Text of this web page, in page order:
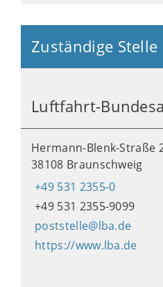
Zuständige Stelle
Luftfahrt-
Hermann-Blenk-Straße
38108 Braunschweig
+49 531 2355-0
+49 531 2355-9099
poststelle@lba.de
https://www.lba.de